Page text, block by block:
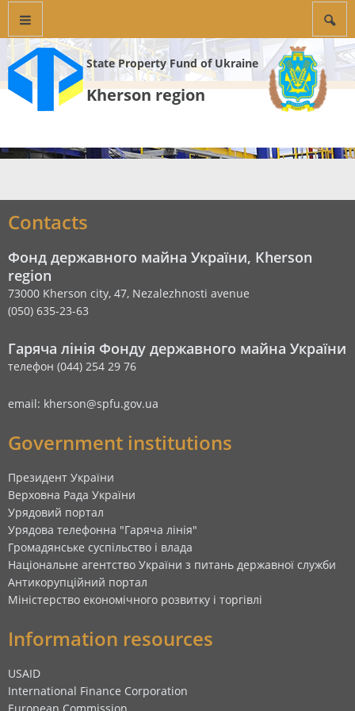
State Property Fund of Ukraine
Kherson region
Contacts
Фонд державного майна України, Kherson
region
73000 Kherson city, 47, Nezalezhnosti avenue
(050) 635-23-63
Гаряча лінія Фонду державного майна України
телефон (044) 254 29 76
email: kherson@spfu.gov.ua
Government institutions
Президент України
Верховна Рада України
Урядовий портал
Урядова телефонна "Гаряча лінія"
Громадянське суспільство і влада
Національне агентство України з питань державної служби
Антикорупційний портал
Міністерство економічного розвитку і торгівлі
Information resources
USAID
International Finance Corporation